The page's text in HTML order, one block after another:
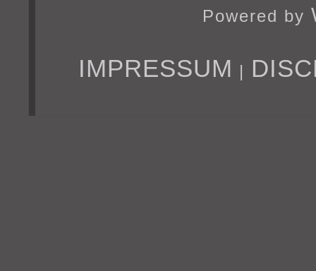
Powered by
IMPRESSUM |